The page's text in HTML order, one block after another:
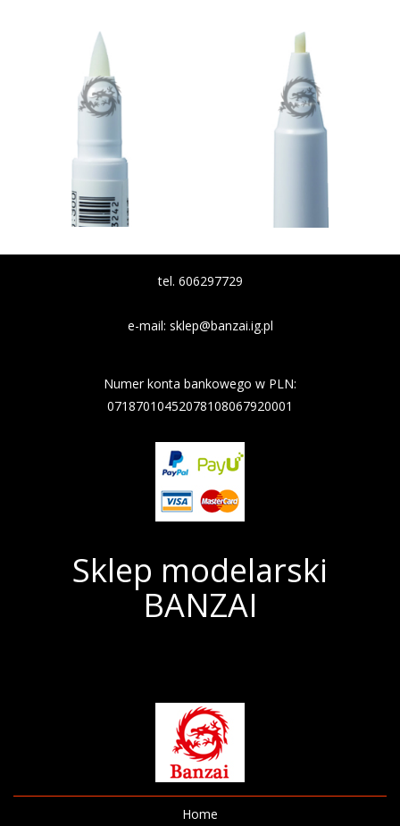
tel. 606297729
e-mail: sklep@banzai.ig.pl
Numer konta bankowego w PLN:
07187010452078108067920001
Sklep modelarski
BANZAI
Home